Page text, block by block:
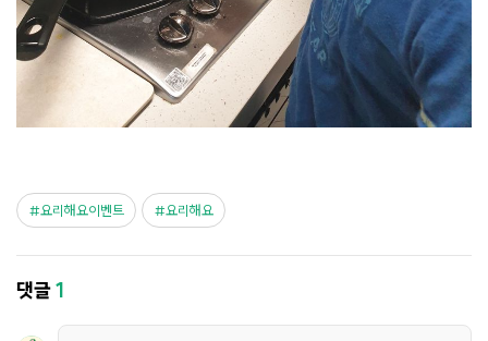
요리해요이벤트 요리해요
댓글1